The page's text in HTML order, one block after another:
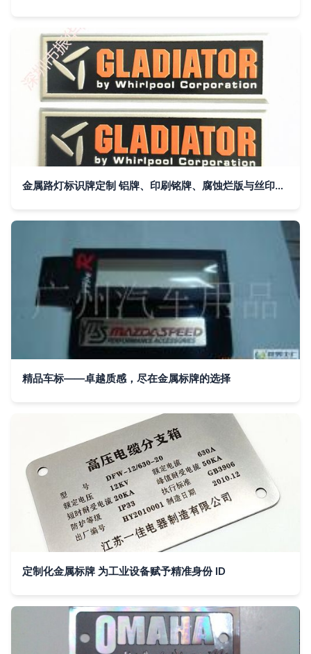
金属路灯标识牌定制 铝牌、印刷铭牌、腐蚀烂版与丝印UV商标的综合指南
精品车标——卓越质感，尽在金属标牌的选择
定制化金属标牌 为工业设备赋予精准身份 ID